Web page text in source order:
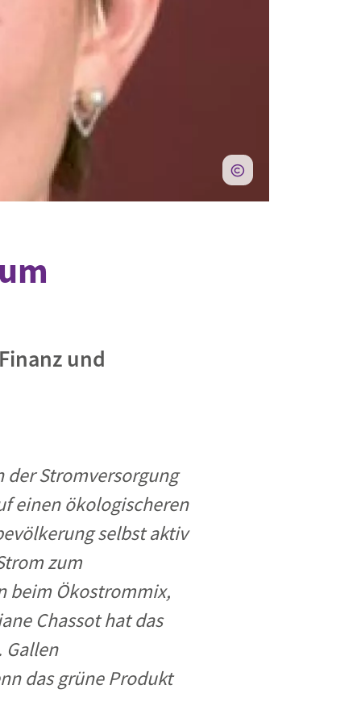
und
der Stromversorgung
einen ökologischeren
selbst aktiv
zum
beim Ökostrommix,
Chassot hat das
das grüne Produkt